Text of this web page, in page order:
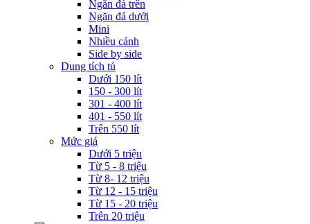
Ngăn đá trên
Ngăn đá dưới
Mini
Nhiều cánh
Side by side
Dung tích tủ
Dưới 150 lít
150 - 300 lít
301 - 400 lít
401 - 550 lít
Trên 550 lít
Mức giá
Dưới 5 triệu
Từ 5 - 8 triệu
Từ 8- 12 triệu
Từ 12 - 15 triệu
Từ 15 - 20 triệu
Trên 20 triệu